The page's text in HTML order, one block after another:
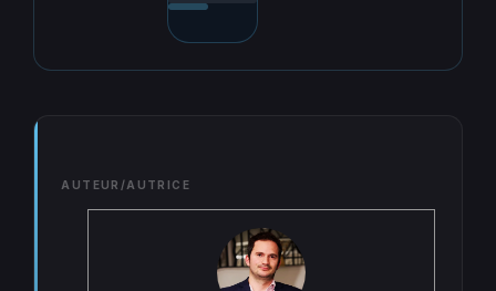
AUTEUR/AUTRICE